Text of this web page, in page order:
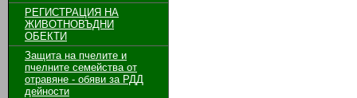
РЕГИСТРАЦИЯ НА
ЖИВОТНОВЪДНИ
ОБЕКТИ
Защита на пчелите и
пчелните семейства от
отравяне - обяви за РДД
дейности